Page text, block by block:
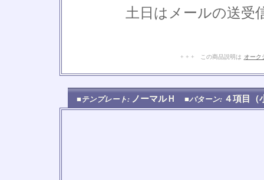
土日はメールの送受
+ + + この商品説明は オーク
■テンプレート: ノーマルＨ ■パターン: ４項目